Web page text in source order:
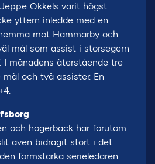
Okkels varit högst
yttern inledde med en
mot Hammarby och
mål som assist i storsegern
I månadens återstående tre
och två assister. En
och högerback har förutom
även bidragit stort i det
formstarka serieledaren.